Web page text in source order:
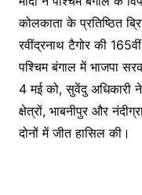
कोलकाता के प्रतिष्ठित
रवींद्रनाथ टैगोर की
पश्चिम बंगाल में भाजपा
4 मई को, सुवेंदु अधिकारी
क्षेत्रों, भाबनीपुर और
दोनों में जीत हासिल की।